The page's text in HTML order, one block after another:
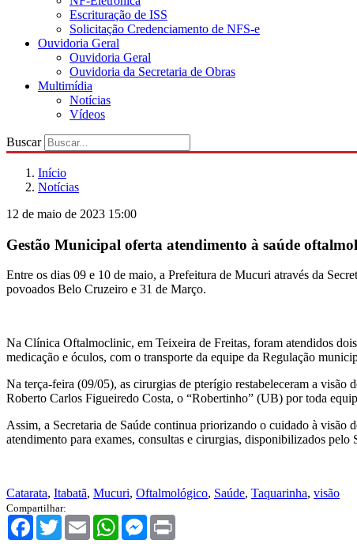
Escrituração de ISS
Solicitação Credenciamento de NFS-e
Ouvidoria Geral
Ouvidoria Geral
Ouvidoria da Secretaria de Obras
Multimídia
Notícias
Vídeos
Buscar
Início
Notícias
12 de maio de 2023 15:00
Gestão Municipal oferta atendimento à saúde
Entre os dias 09 e 10 de maio, a Prefeitura de Mucuri através da
povoados Belo Cruzeiro e 31 de Março.
Na Clínica Oftalmoclinic, em Teixeira de Freitas, foram atendidos
medicação e óculos, com o transporte da equipe da Regulação
Na terça-feira (09/05), as cirurgias de pterígio restabeleceram a visão
Roberto Carlos Figueiredo Costa, o “Robertinho” (UB) por toda
Assim, a Secretaria de Saúde continua priorizando o cuidado à visão
atendimento para exames, consultas e cirurgias, disponibilizados
Catarata, Itabatã, Mucuri, Oftalmológico, Saúde, Taquarinha, visão
Compartilhar:
Facebook
TwitterEmail WhatsAppMessenger